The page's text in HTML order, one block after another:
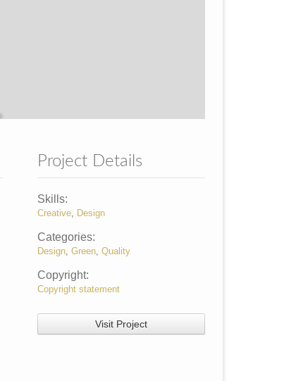
Project Details
Skills:
Creative, Design
Categories:
Design, Green, Quality
Copyright:
Copyright statement
Visit Project